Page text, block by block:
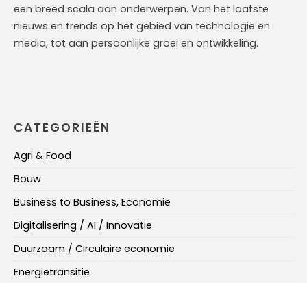
een breed scala aan onderwerpen. Van het laatste
nieuws en trends op het gebied van technologie en
media, tot aan persoonlijke groei en ontwikkeling.
CATEGORIEËN
Agri & Food
Bouw
Business to Business, Economie
Digitalisering / AI / Innovatie
Duurzaam / Circulaire economie
Energietransitie